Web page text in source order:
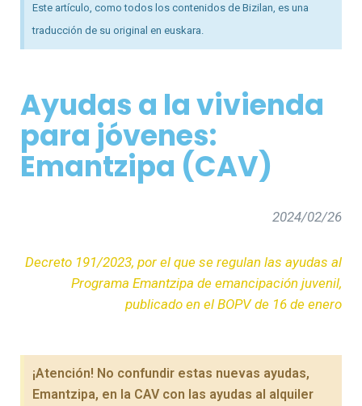
Este artículo, como todos los contenidos de Bizilan, es una
traducción de su original en euskara.
Ayudas a la vivienda
para jóvenes:
Emantzipa (CAV)
2024/02/26
Decreto 191/2023, por el que se regulan las ayudas al
Programa Emantzipa de emancipación juvenil,
publicado en el BOPV de 16 de enero
¡Atención! No confundir estas nuevas ayudas,
Emantzipa, en la CAV con las ayudas al alquiler